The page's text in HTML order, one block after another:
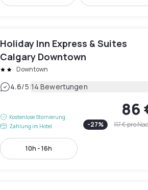
Holiday Inn Express & Suites
Calgary Downtown
Downtown
4.6/5|14 Bewertungen
Kostenlose Stornierung
Zahlung im Hotel
86
-27% 117 €pro
10h - 16h